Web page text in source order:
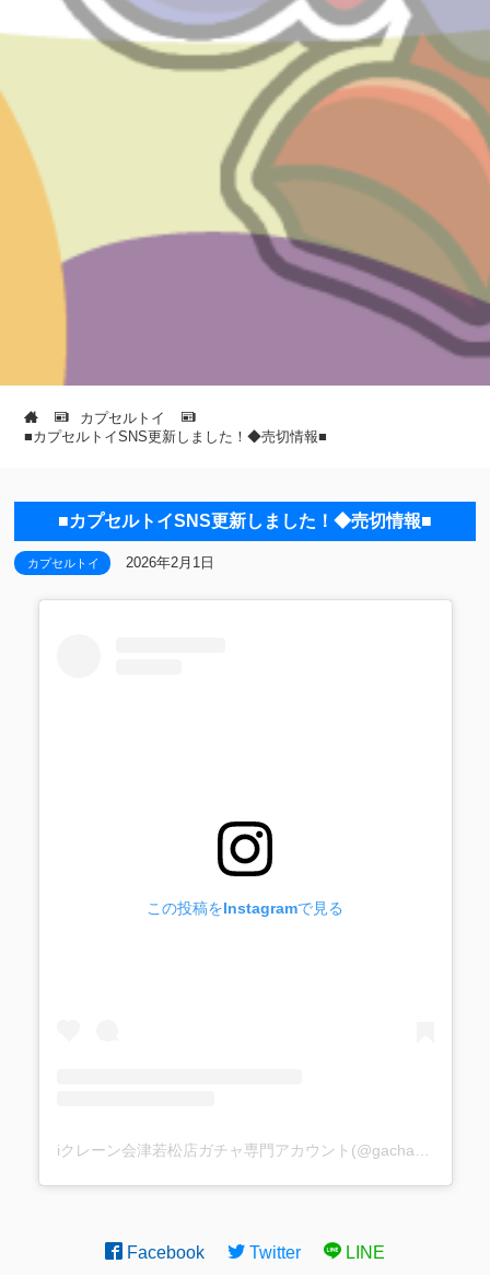
カプセルトイ
■カプセルトイSNS更新しました！◆売切情報■
■カプセルトイSNS更新しました！◆売切情報■
カプセルトイ 2026年2月1日
この投稿をInstagramで見る
Facebook Twitter LINE